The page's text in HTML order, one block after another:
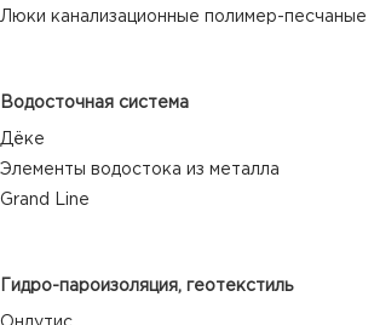
Люки канализационные полимер-песчаные
Водосточная система
Дёке
Элементы водостока из металла
Grand Line
Гидро-пароизоляция, геотекстиль